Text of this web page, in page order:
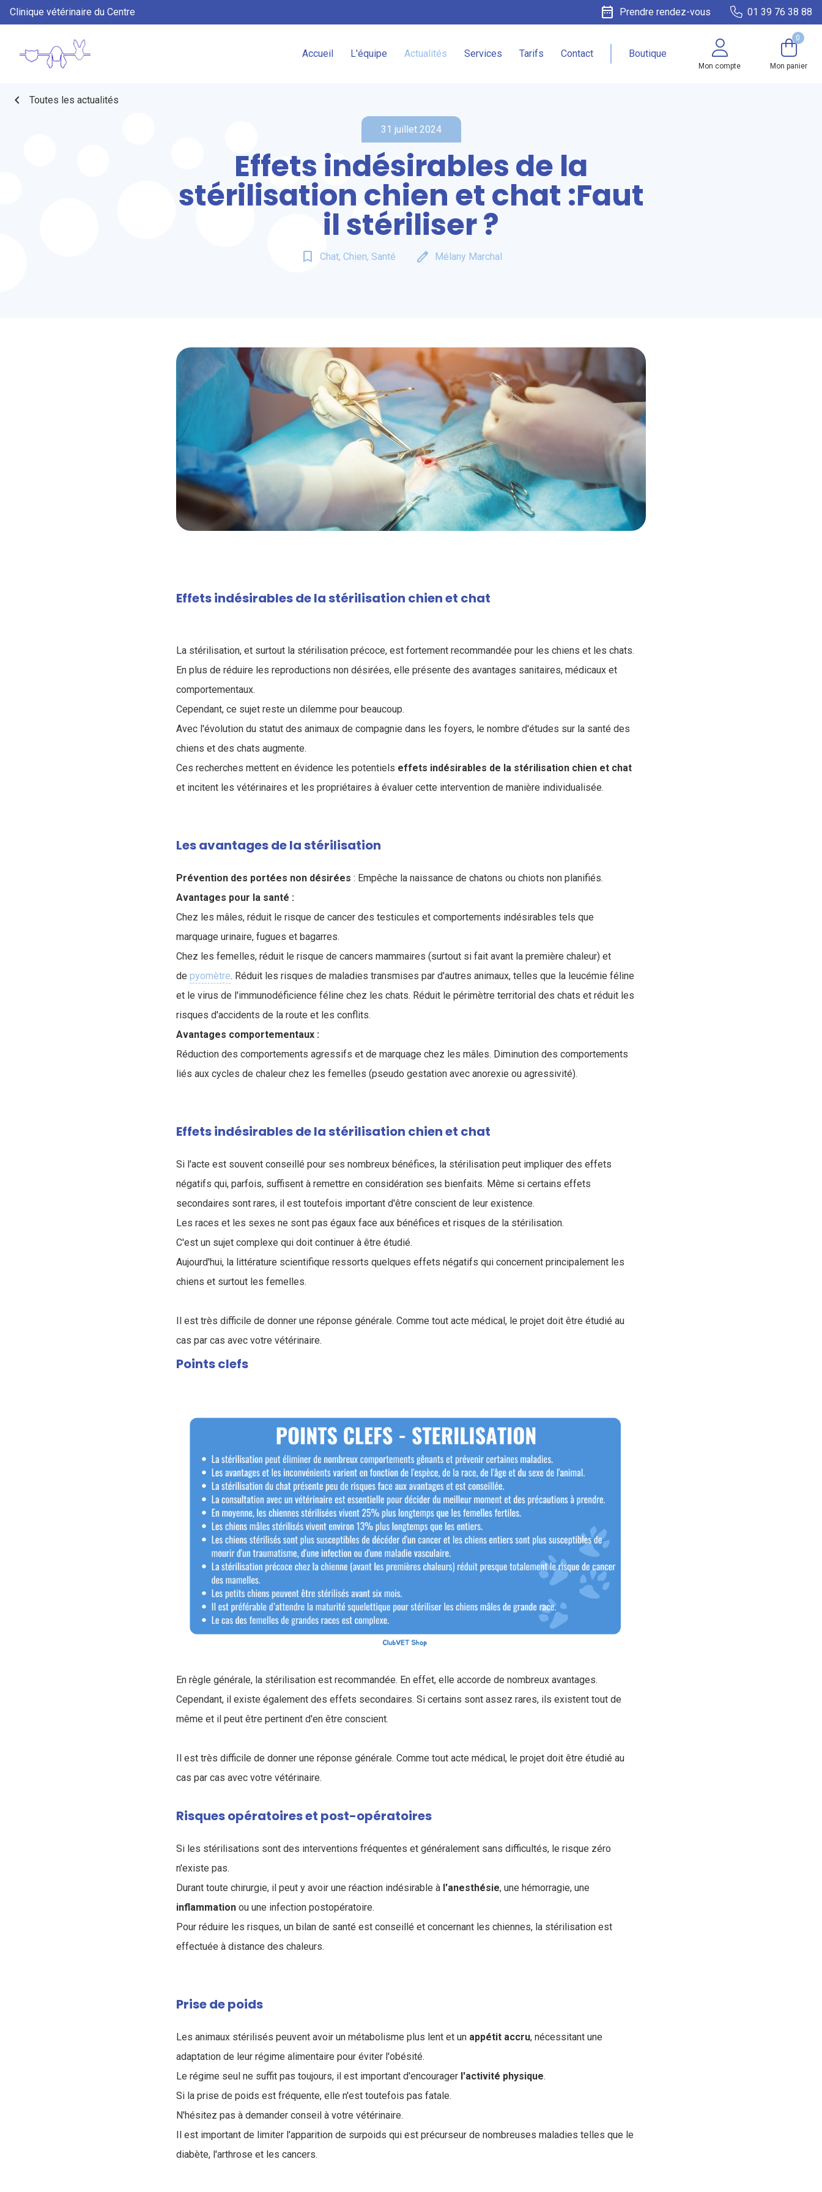
Clinique vétérinaire du Centre date_range Prendre rendez-vous 01 39 76 38 88
Accueil L'équipe Actualités Services Tarifs Contact Boutique
Mon compte
0
Mon panier
chevron_left Toutes les actualités
31 juillet 2024
Effets indésirables de la
stérilisation chien et chat :Faut
il stériliser ?
bookmark_border Chat, Chien, Santé edit Mélany Marchal
Effets indésirables de la stérilisation chien et chat
La stérilisation, et surtout la stérilisation précoce, est fortement recommandée pour les chiens et les chats.
En plus de réduire les reproductions non désirées, elle présente des avantages sanitaires, médicaux et
comportementaux.
Cependant, ce sujet reste un dilemme pour beaucoup.
Avec l'évolution du statut des animaux de compagnie dans les foyers, le nombre d'études sur la santé des
chiens et des chats augmente.
Ces recherches mettent en évidence les potentiels effets indésirables de la stérilisation chien et chat
et incitent les vétérinaires et les propriétaires à évaluer cette intervention de manière individualisée.
Les avantages de la stérilisation
Prévention des portées non désirées : Empêche la naissance de chatons ou chiots non planifiés.
Avantages pour la santé :
Chez les mâles, réduit le risque de cancer des testicules et comportements indésirables tels que
marquage urinaire, fugues et bagarres.
Chez les femelles, réduit le risque de cancers mammaires (surtout si fait avant la première chaleur) et
de pyomètre. Réduit les risques de maladies transmises par d'autres animaux, telles que la leucémie féline
et le virus de l'immunodéficience féline chez les chats. Réduit le périmètre territorial des chats et réduit les
risques d'accidents de la route et les conflits.
Avantages comportementaux :
Réduction des comportements agressifs et de marquage chez les mâles. Diminution des comportements
liés aux cycles de chaleur chez les femelles (pseudo gestation avec anorexie ou agressivité).
Effets indésirables de la stérilisation chien et chat
Si l'acte est souvent conseillé pour ses nombreux bénéfices, la stérilisation peut impliquer des effets
négatifs qui, parfois, suffisent à remettre en considération ses bienfaits. Même si certains effets
secondaires sont rares, il est toutefois important d'être conscient de leur existence.
Les races et les sexes ne sont pas égaux face aux bénéfices et risques de la stérilisation.
C'est un sujet complexe qui doit continuer à être étudié.
Aujourd'hui, la littérature scientifique ressorts quelques effets négatifs qui concernent principalement les
chiens et surtout les femelles.
Il est très difficile de donner une réponse générale. Comme tout acte médical, le projet doit être étudié au
cas par cas avec votre vétérinaire.
Points clefs
En règle générale, la stérilisation est recommandée. En effet, elle accorde de nombreux avantages.
Cependant, il existe également des effets secondaires. Si certains sont assez rares, ils existent tout de
même et il peut être pertinent d'en être conscient.
Il est très difficile de donner une réponse générale. Comme tout acte médical, le projet doit être étudié au
cas par cas avec votre vétérinaire.
Risques opératoires et post-opératoires
Si les stérilisations sont des interventions fréquentes et généralement sans difficultés, le risque zéro
n'existe pas.
Durant toute chirurgie, il peut y avoir une réaction indésirable à l'anesthésie, une hémorragie, une
inflammation ou une infection postopératoire.
Pour réduire les risques, un bilan de santé est conseillé et concernant les chiennes, la stérilisation est
effectuée à distance des chaleurs.
Prise de poids
Les animaux stérilisés peuvent avoir un métabolisme plus lent et un appétit accru, nécessitant une
adaptation de leur régime alimentaire pour éviter l'obésité.
Le régime seul ne suffit pas toujours, il est important d'encourager l'activité physique.
Si la prise de poids est fréquente, elle n'est toutefois pas fatale.
N'hésitez pas à demander conseil à votre vétérinaire.
Il est important de limiter l'apparition de surpoids qui est précurseur de nombreuses maladies telles que le
diabète, l'arthrose et les cancers.